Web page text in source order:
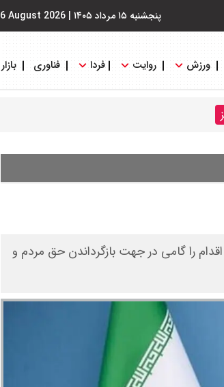
پنجشنبه ۱۵ مرداد ۱۴۰۵ |
6 August 2026
ورزش روایت فردا فناوری بازار
اقدام را گامی در جهت بازگرداندن حق مردم و